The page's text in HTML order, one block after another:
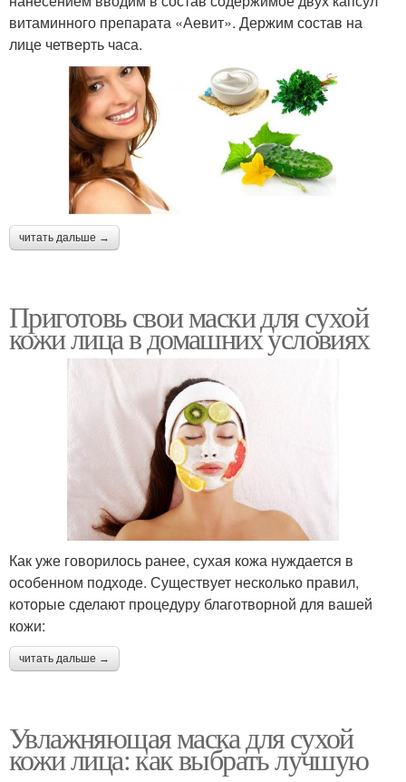
витаминного препарата «Аевит». Держим состав на
лице четверть часа.
читать дальше →
Приготовь свои маски для сухой
кожи лица в домашних условиях
Как уже говорилось ранее, сухая кожа нуждается в
особенном подходе. Существует несколько правил,
которые сделают процедуру благотворной для вашей
кожи:
читать дальше →
Увлажняющая маска для сухой
кожи лица: как выбрать лучшую